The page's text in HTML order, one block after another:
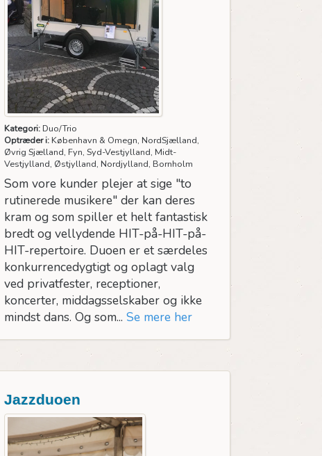
Kategori: Duo/Trio
Optræder i: København & Omegn, NordSjælland,
Øvrig Sjælland, Fyn, Syd-Vestjylland, Midt-
Vestjylland, Østjylland, Nordjylland, Bornholm
Som vore kunder plejer at sige "to
rutinerede musikere" der kan deres
kram og som spiller et helt fantastisk
bredt og vellydende HIT-på-HIT-på-
HIT-repertoire. Duoen er et særdeles
konkurrencedygtigt og oplagt valg
ved privatfester, receptioner,
koncerter, middagsselskaber og ikke
mindst dans. Og som...Se mere her
Jazzduoen